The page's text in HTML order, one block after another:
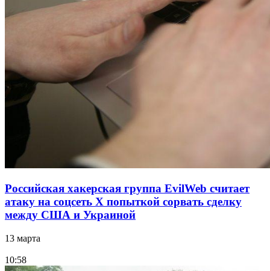
Российская хакерская группа EvilWeb считает
атаку на соцсеть Х попыткой сорвать сделку
между США и Украиной
13 марта
10:58